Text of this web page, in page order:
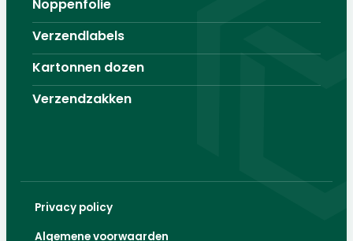
Noppenfolie
Verzendlabels
Kartonnen dozen
Verzendzakken
Privacy policy
Algemene voorwaarden